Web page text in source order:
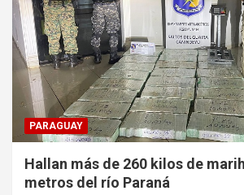
PARAGUAY
Hallan más de 260 kilos de
metros del río Paraná